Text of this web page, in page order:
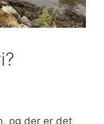
og der er det